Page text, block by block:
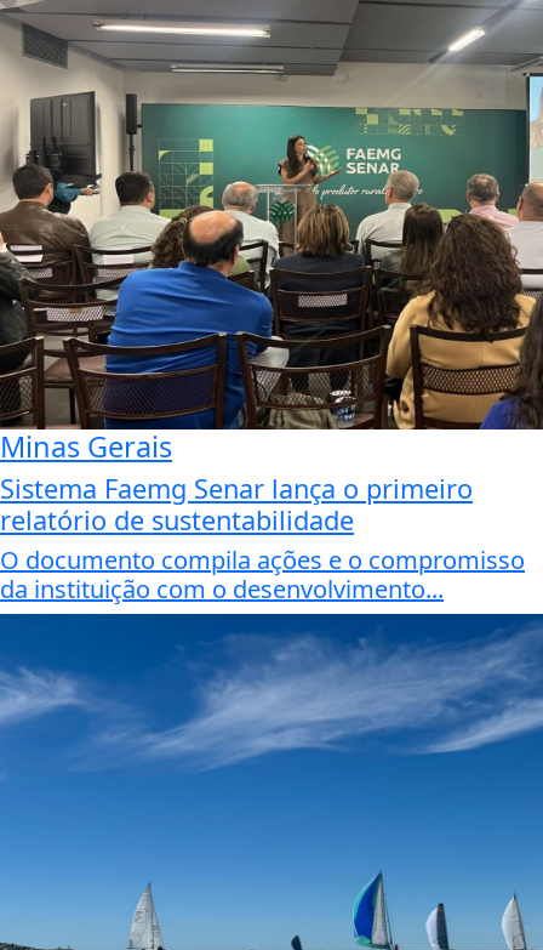
Minas Gerais
Sistema Faemg Senar lança o primeiro
relatório de sustentabilidade
O documento compila ações e o compromisso
da instituição com o desenvolvimento...